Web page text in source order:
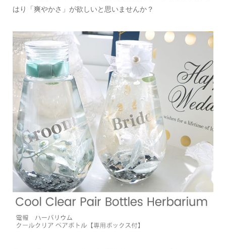
はり「爽やかさ」が欲しいと思いませんか？